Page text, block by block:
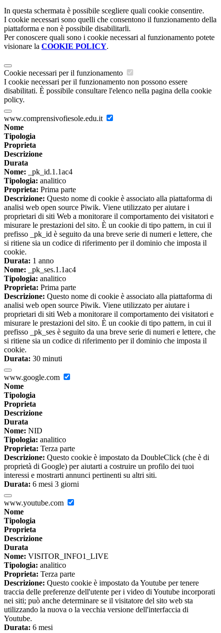
In questa schermata è possibile scegliere quali cookie consentire.
I cookie necessari sono quelli che consentono il funzionamento della
piattaforma e non è possibile disabilitarli.
Per conoscere quali sono i cookie necessari al funzionamento potete
visionare la COOKIE POLICY.
Cookie necessari per il funzionamento
I cookie necessari per il funzionamento non possono essere
disabilitati. È possibile consultare l'elenco nella pagina della cookie
policy.
www.comprensivofiesole.edu.it
Nome
Tipologia
Proprieta
Descrizione
Durata
Nome: _pk_id.1.1ac4
Tipologia: analitico
Proprieta: Prima parte
Descrizione: Questo nome di cookie è associato alla piattaforma di
analisi web open source Piwik. Viene utilizzato per aiutare i
proprietari di siti Web a monitorare il comportamento dei visitatori e
misurare le prestazioni del sito. È un cookie di tipo pattern, in cui il
prefisso _pk_id è seguito da una breve serie di numeri e lettere, che
si ritiene sia un codice di riferimento per il dominio che imposta il
cookie.
Durata: 1 anno
Nome: _pk_ses.1.1ac4
Tipologia: analitico
Proprieta: Prima parte
Descrizione: Questo nome di cookie è associato alla piattaforma di
analisi web open source Piwik. Viene utilizzato per aiutare i
proprietari di siti Web a monitorare il comportamento dei visitatori e
misurare le prestazioni del sito. È un cookie di tipo pattern, in cui il
prefisso _pk_ses è seguito da una breve serie di numeri e lettere, che
si ritiene sia un codice di riferimento per il dominio che imposta il
cookie.
Durata: 30 minuti
www.google.com
Nome
Tipologia
Proprieta
Descrizione
Durata
Nome: NID
Tipologia: analitico
Proprieta: Terza parte
Descrizione: Questo cookie è impostato da DoubleClick (che è di
proprietà di Google) per aiutarti a costruire un profilo dei tuoi
interessi e mostrarti annunci pertinenti su altri siti.
Durata: 6 mesi 3 giorni
www.youtube.com
Nome
Tipologia
Proprieta
Descrizione
Durata
Nome: VISITOR_INFO1_LIVE
Tipologia: analitico
Proprieta: Terza parte
Descrizione: Questo cookie è impostato da Youtube per tenere
traccia delle preferenze dell'utente per i video di Youtube incorporati
nei siti; può anche determinare se il visitatore del sito web sta
utilizzando la nuova o la vecchia versione dell'interfaccia di
Youtube.
Durata: 6 mesi